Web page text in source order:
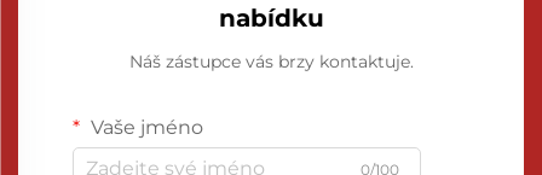
nabídku
Náš zástupce vás brzy kontaktuje.
Vaše jméno
0/100